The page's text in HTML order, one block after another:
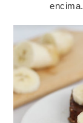
encima.